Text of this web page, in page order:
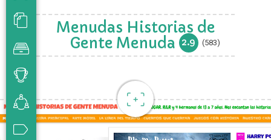
Menudas Historias de
Gente Menuda
2.9 (583)